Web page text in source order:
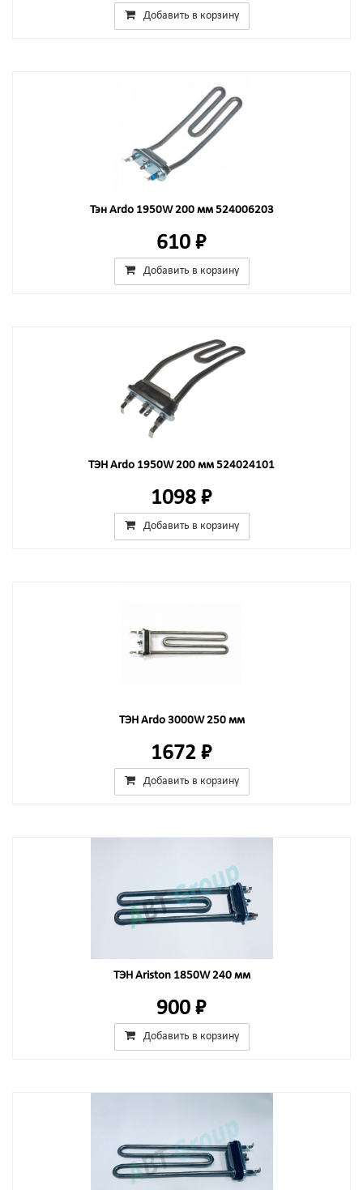
Добавить в корзину
Тэн Ardo 1950W 200 мм 524006203
610 ₽
Добавить в корзину
ТЭН Ardo 1950W 200 мм 524024101
1098 ₽
Добавить в корзину
ТЭН Ardo 3000W 250 мм
1672 ₽
Добавить в корзину
ТЭН Ariston 1850W 240 мм
900 ₽
Добавить в корзину